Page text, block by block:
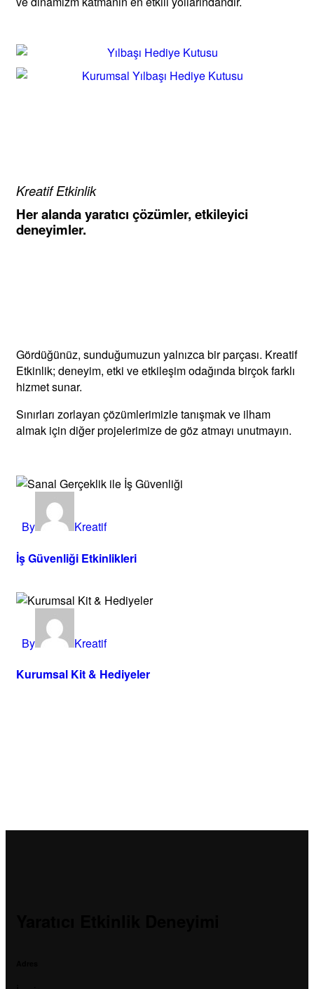
Kreatif Etkinlik
Her alanda yaratıcı çözümler, etkileyici
deneyimler.
Gördüğünüz, sunduğumuzun yalnızca bir parçası. Kreatif
Etkinlik; deneyim, etki ve etkileşim odağında birçok farklı
hizmet sunar.
Sınırları zorlayan çözümlerimizle tanışmak ve ilham
almak için diğer projelerimize de göz atmayı unutmayın.
By
Kreatif
İş Güvenliği Etkinlikleri
By
Kreatif
Kurumsal Kit & Hediyeler